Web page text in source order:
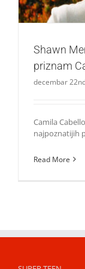
Shawn
priznam
decembar
Camila
najpoznatijih
Read More